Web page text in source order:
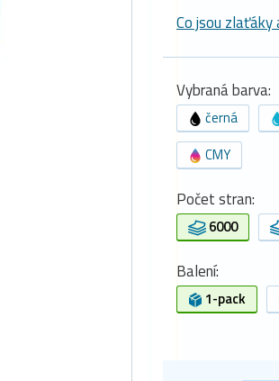
Co jsou zlaťáky
Vybraná barva:
černá
CMY
Počet stran:
6000
Balení:
1-pack